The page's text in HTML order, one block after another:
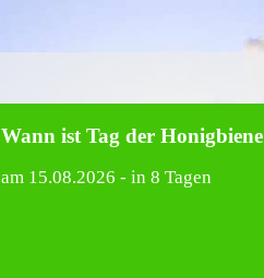
Wann ist Tag der Honigbiene
am 15.08.2026 - in 8 Tagen